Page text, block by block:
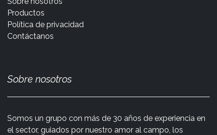
Productos
Política de privacidad
Contáctanos
Sobre nosotros
Somos un grupo con más de 30 años de experiencia en
el sector, guiados por nuestro amor al campo, los